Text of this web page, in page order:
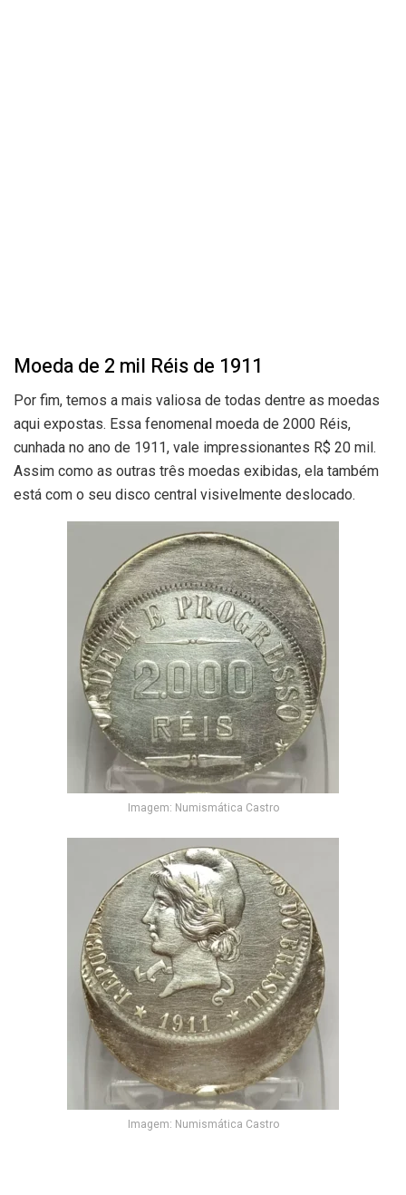
Moeda de 2 mil Réis de 1911
Por fim, temos a mais valiosa de todas dentre as moedas
aqui expostas. Essa fenomenal moeda de 2000 Réis,
cunhada no ano de 1911, vale impressionantes R$ 20 mil.
Assim como as outras três moedas exibidas, ela também
está com o seu disco central visivelmente deslocado.
Imagem: Numismática Castro
Imagem: Numismática Castro